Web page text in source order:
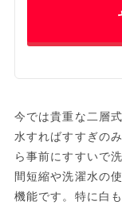
今では貴重な二層
水すればすすぎの
ら事前にすすいで
間短縮や洗濯水の
機能です。特に白